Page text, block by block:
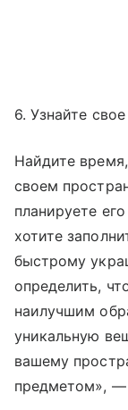
6. Узнайте
Найдите
своем
планируете
хотите
быстрому
определить,
наилучшим
уникальную
вашему
предметом», —